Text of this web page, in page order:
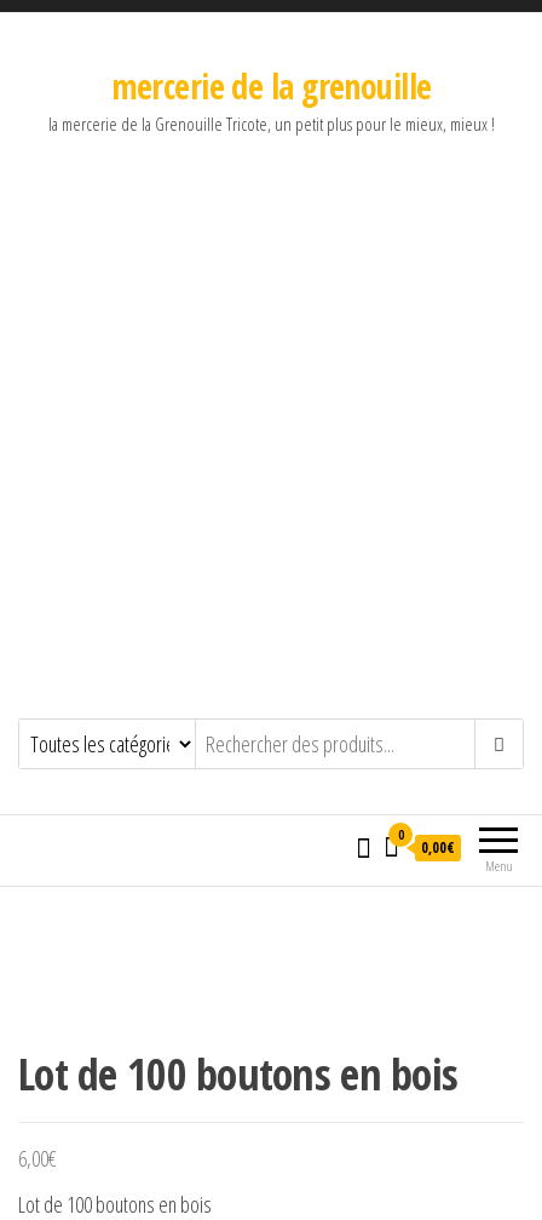
mercerie de la grenouille
la mercerie de la Grenouille Tricote, un petit plus pour le mieux, mieux !
Menu
0
0,00€
Lot de 100 boutons en bois
6,00€
Lot de 100 boutons en bois